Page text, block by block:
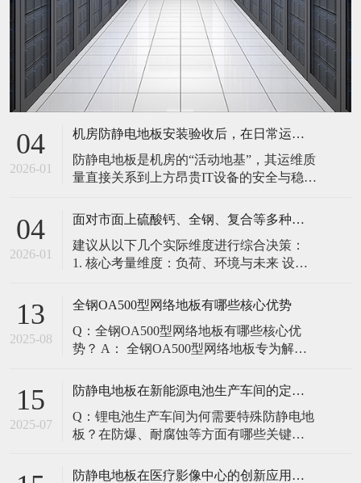
04
2026-01
机房防静电地板安装验收后，在日常运维中常常被忽视。请问，一套规范的、可操作的维护规程应包含哪些内容？有哪些“小问题”若不及时处理，会演变成“大故障”？
防静电地板是机房的“活动地基”，其运维质
量直接关系到上方昂贵IT设备的安全与稳
修，是保障其长期可靠的关键。 1. 建立分
由值班工程师执行）： 观： 巡检时观察地
面有无明显的水渍、油污或其它液体泼
04
2026-01
面对市面上硫酸钙、全钢、复合等多种类型的机房防静电地板，我们该如何科学选型？除了预算，更应该从哪些实际维度进行考量，以避免“过度配置”或“配置不足”？
建议从以下几个实际维度进行综合决策：
1. 核心考量维度：负荷、环境与未来 设备
您必须计算机房规划区域内最重设备的单
点载荷（通常指服务器机柜的支脚压
力）。 轻型机房（标准服务器/网络柜）：
单点载荷通常在1960N，主流的优质复合地
13
2025-08
全钢OA500型网络地板有哪些核心优势
Q：全钢OA500型网络地板有哪些核心优
势？ A： 全钢OA500型网络地板专为解决
以下核心优势： 高强度结构：采用优质冷
轧钢板拉伸焊接成型，表面磷化后静电喷
塑，防锈耐磨，承重性能优异。 便捷布
线：配套活动线槽板设计，可轻松掀起盖
15
2025-07
防静电地板在新能源电池生产车间的定制化解决方案
Q：锂电池生产车间为何需要特殊防静电地
板？在防爆、耐腐蚀等方面有哪些关键技
环境并存的特殊场景，需要全方位防护方防静电地板在医疗影像中心的创新应用方案